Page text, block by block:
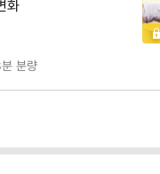
화
분량